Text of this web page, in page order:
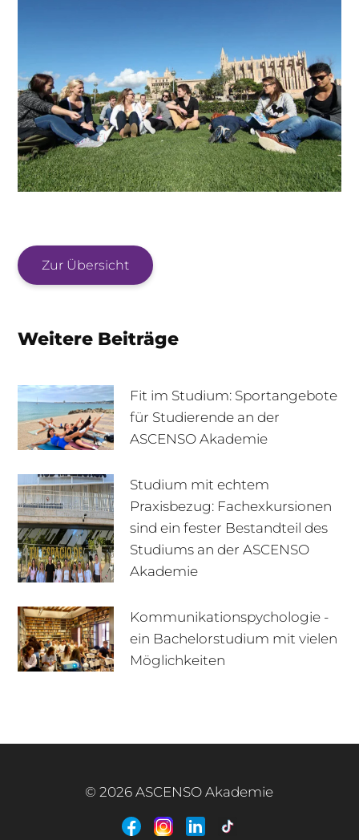
+49 170 222 77 66 Infotage
Zur Übersicht
Weitere Beiträge
Fit im Studium: Sportangebote
für Studierende an der
ASCENSO Akademie
Studium mit echtem
Praxisbezug: Fachexkursionen
sind ein fester Bestandteil des
Studiums an der ASCENSO
Akademie
Kommunikationspychologie -
ein Bachelorstudium mit vielen
Möglichkeiten
© 2026 ASCENSO Akademie